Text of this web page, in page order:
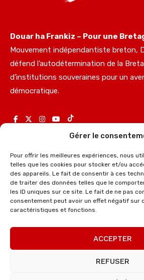
Gérer le
Pour offrir les meilleures expériences, nous
telles que les cookies pour stocker et/ou
des appareils. Le fait de consentir à ces
de traiter des données telles que le
les ID uniques sur ce site. Le fait de ne pas
consentement peut avoir un effet négatif sur
caractéristiques et fonctions.
ACCEPTER
REFUSER
Douar ha Frankiz – Pour une
Mouvement indépendantiste breton,
défend l’autodétermination de la
d’institutions souveraines pour un
démocratique.
Soutenez Douar ha Frankiz
Contactez-nous
Politique de confidentialité
Mentions légales